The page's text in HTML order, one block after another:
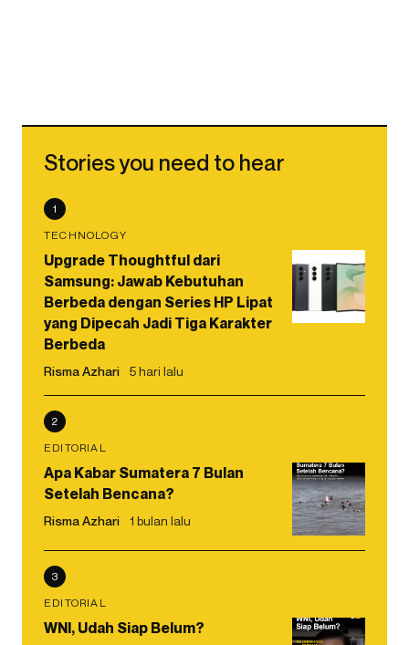
Stories you need to hear
1
TECHNOLOGY
Upgrade Thoughtful dari
Samsung: Jawab Kebutuhan
Berbeda dengan Series HP Lipat
yang Dipecah Jadi Tiga Karakter
Berbeda
Risma Azhari 5 hari lalu
2
EDITORIAL
Apa Kabar Sumatera 7 Bulan
Setelah Bencana?
Risma Azhari 1 bulan lalu
3
EDITORIAL
WNI, Udah Siap Belum?